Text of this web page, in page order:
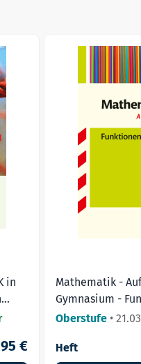
vor,
in
€
Mathematik -
Gymnasium -
Oberstufe •
Heft